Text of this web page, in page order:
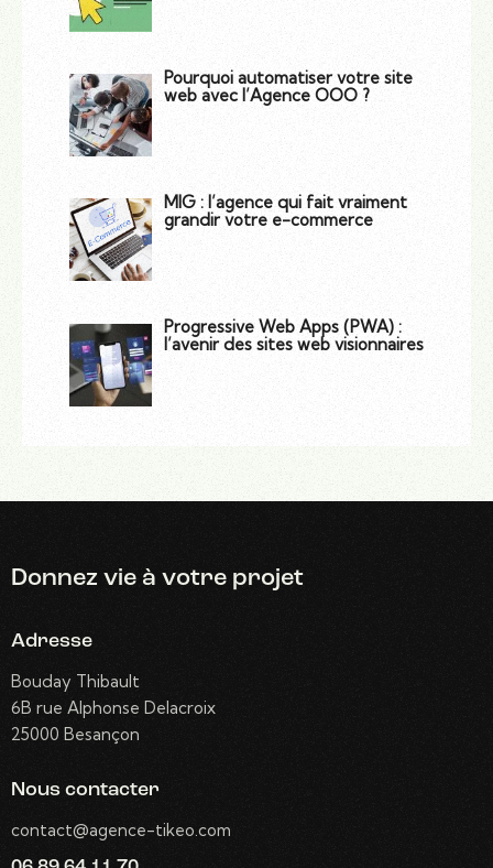
Pourquoi automatiser votre site
web avec l’Agence OOO ?
MIG : l’agence qui fait vraiment
grandir votre e-commerce
Progressive Web Apps (PWA) :
l’avenir des sites web visionnaires
Donnez vie à votre projet
Adresse
Bouday Thibault
6B rue Alphonse Delacroix
25000 Besançon
Nous contacter
contact@agence-tikeo.com